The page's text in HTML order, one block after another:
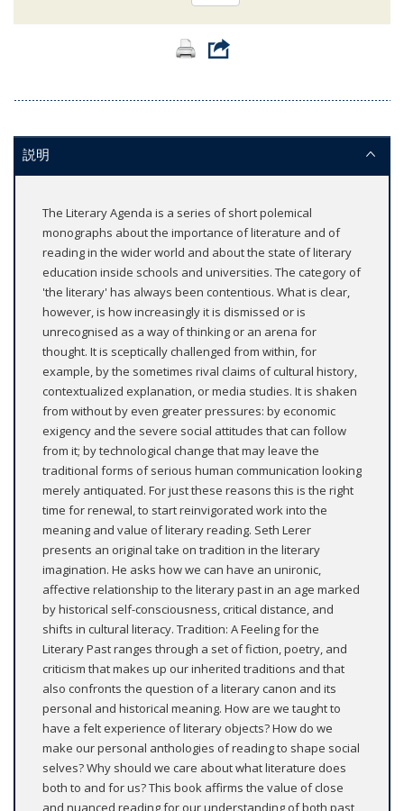
説明
The Literary Agenda is a series of short polemical
monographs about the importance of literature and of
reading in the wider world and about the state of literary
education inside schools and universities. The category of
'the literary' has always been contentious. What is clear,
however, is how increasingly it is dismissed or is
unrecognised as a way of thinking or an arena for
thought. It is sceptically challenged from within, for
example, by the sometimes rival claims of cultural history,
contextualized explanation, or media studies. It is shaken
from without by even greater pressures: by economic
exigency and the severe social attitudes that can follow
from it; by technological change that may leave the
traditional forms of serious human communication looking
merely antiquated. For just these reasons this is the right
time for renewal, to start reinvigorated work into the
meaning and value of literary reading. Seth Lerer
presents an original take on tradition in the literary
imagination. He asks how we can have an unironic,
affective relationship to the literary past in an age marked
by historical self-consciousness, critical distance, and
shifts in cultural literacy. Tradition: A Feeling for the
Literary Past ranges through a set of fiction, poetry, and
criticism that makes up our inherited traditions and that
also confronts the question of a literary canon and its
personal and historical meaning. How are we taught to
have a felt experience of literary objects? How do we
make our personal anthologies of reading to shape social
selves? Why should we care about what literature does
both to and for us? This book affirms the value of close
and nuanced reading for our understanding of both past